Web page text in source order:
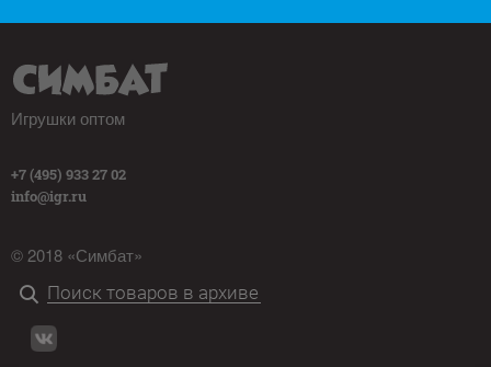
Игрушки оптом
+7 (495) 933 27 02
info@igr.ru
© 2018 «Симбат»